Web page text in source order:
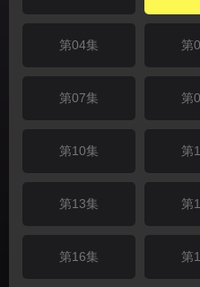
第04集 第
第07集 第
第10集 第
第13集 第
第16集 第